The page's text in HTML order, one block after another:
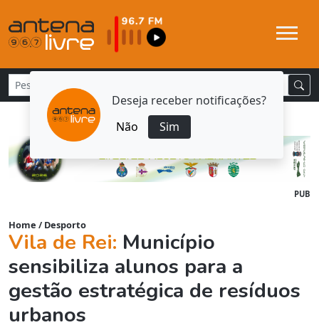
Deseja receber notificações?
Não
Sim
PUB
Home / Desporto
Vila de Rei: Município
sensibiliza alunos para a
gestão estratégica de resíduos
urbanos